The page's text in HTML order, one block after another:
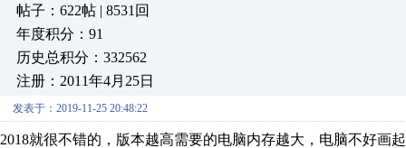
帖子：622帖 | 8531回
年度积分：91
历史总积分：332562
注册：2011年4月25日
发表于：2019-11-25 20:48:22
2018就很不错的，版本越高需要的电脑内存越大，电脑不好画